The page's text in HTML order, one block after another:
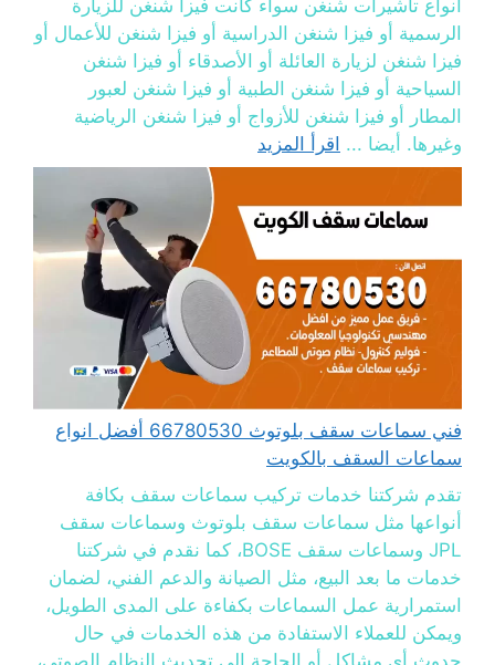
أنواع تأشيرات شنغن سواء كانت فيزا شنغن للزيارة
الرسمية أو فيزا شنغن الدراسية أو فيزا شنغن للأعمال أو
فيزا شنغن لزيارة العائلة أو الأصدقاء أو فيزا شنغن
السياحية أو فيزا شنغن الطبية أو فيزا شنغن لعبور
المطار أو فيزا شنغن للأزواج أو فيزا شنغن الرياضية
وغيرها. أيضا ... اقرأ المزيد
فني سماعات سقف بلوتوث 66780530 أفضل انواع
سماعات السقف بالكويت
تقدم شركتنا خدمات تركيب سماعات سقف بكافة
أنواعها مثل سماعات سقف بلوتوث وسماعات سقف
JPL وسماعات سقف BOSE، كما نقدم في شركتنا
خدمات ما بعد البيع، مثل الصيانة والدعم الفني، لضمان
استمرارية عمل السماعات بكفاءة على المدى الطويل،
ويمكن للعملاء الاستفادة من هذه الخدمات في حال